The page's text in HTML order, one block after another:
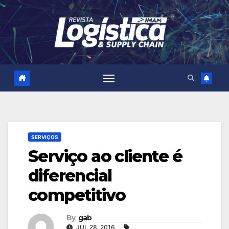
Skip
content
SERVIÇOS
Serviço ao cliente é
diferencial
competitivo
By gab
JUL 28, 2016